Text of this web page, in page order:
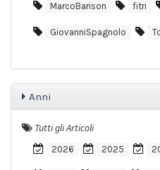
MarcoBarison fitri
GiovanniSpagnolo
Anni
Tutti gli Articoli
2026 2025